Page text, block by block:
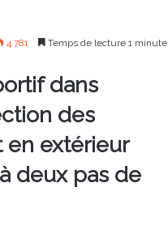
4 781 Temps de lecture 1 minute
dans
des
en extérieur
deux pas de